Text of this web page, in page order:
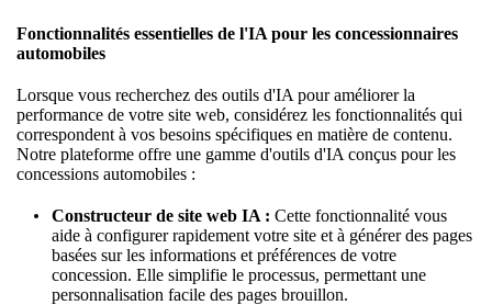
Fonctionnalités essentielles de l'IA pour les concessionnaires
automobiles
Lorsque vous recherchez des outils d'IA pour améliorer la
performance de votre site web, considérez les fonctionnalités qui
correspondent à vos besoins spécifiques en matière de contenu.
Notre plateforme offre une gamme d'outils d'IA conçus pour les
concessions automobiles :
Constructeur de site web IA : Cette fonctionnalité vous
aide à configurer rapidement votre site et à générer des pages
basées sur les informations et préférences de votre
concession. Elle simplifie le processus, permettant une
personnalisation facile des pages brouillon.